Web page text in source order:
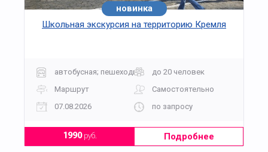
новинка
Школьная экскурсия на территорию Кремля
автобусная; пешеходная
до 20 человек
Маршрут
Самостоятельно
07.08.2026
по запросу
1990руб. Подробнее